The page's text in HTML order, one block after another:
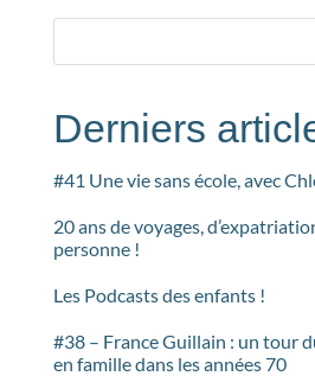
Derniers
#41 Une vie sans école, avec
20 ans de voyages,
personne !
Les Podcasts des enfants !
#38 – France Guillain : un tour
en famille dans les années 70